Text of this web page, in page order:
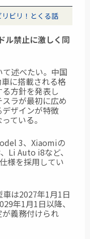
ビリ！とくる話
ル禁止に激しく同
述べたい。中国
に搭載される格
方針を発表し
ラが最初に広め
ザインが特徴
ている。
3、Xiaomiの
Li Auto i8など、
様を採用してい
は2027年1月1日
年1月1日以降、
義務付けられ